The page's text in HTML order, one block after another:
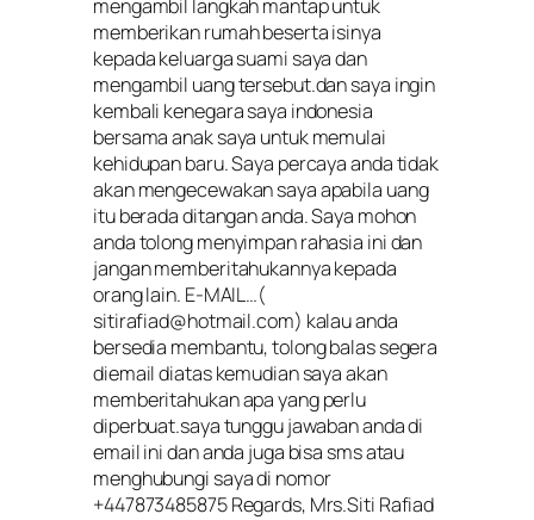
mengambil langkah mantap untuk
memberikan rumah beserta isinya
kepada keluarga suami saya dan
mengambil uang tersebut.dan saya ingin
kembali kenegara saya indonesia
bersama anak saya untuk memulai
kehidupan baru. Saya percaya anda tidak
akan mengecewakan saya apabila uang
itu berada ditangan anda. Saya mohon
anda tolong menyimpan rahasia ini dan
jangan memberitahukannya kepada
orang lain. E-MAIL…(
sitirafiad@hotmail.com) kalau anda
bersedia membantu, tolong balas segera
diemail diatas kemudian saya akan
memberitahukan apa yang perlu
diperbuat.saya tunggu jawaban anda di
email ini dan anda juga bisa sms atau
menghubungi saya di nomor
+447873485875 Regards, Mrs.Siti Rafiad